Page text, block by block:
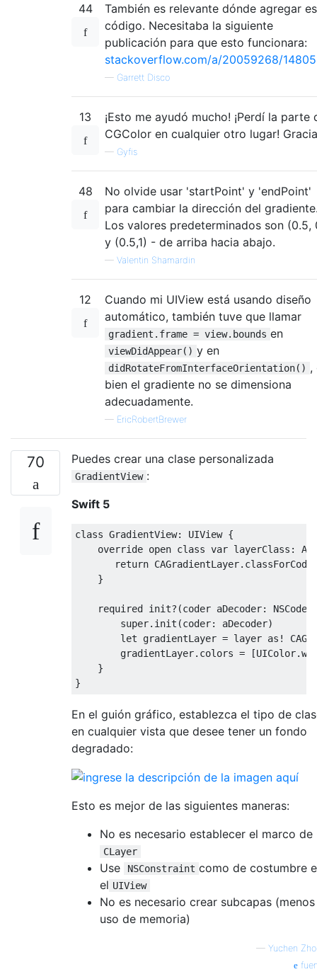
44
También es relevante dónde agregar
código. Necesitaba la siguiente
publicación para que esto funcionara:
stackoverflow.com/a/20059268/
— Garrett Disco
13
¡Esto me ayudó mucho! ¡Perdí la parte
CGColor en cualquier otro lugar!
— Gyfis
48
No olvide usar 'startPoint' y 'endPoint'
para cambiar la dirección del
Los valores predeterminados son (0.5,
y (0.5,1) - de arriba hacia abajo.
— Valentin Shamardin
12
Cuando mi UIView está usando diseño
automático, también tuve que llamar
gradient.frame = view.bounds en
viewDidAppear() y en
didRotateFromInterfaceOrientation() ,
bien el gradiente no se dimensiona
adecuadamente.
— EricRobertBrewer
70 Puedes crear una clase personalizada
GradientView :
Swift 5
class GradientView: UIView {
override open class var layerClass :
return CAGradientLayer.
}
    required init
?(coder aDecoder: NSCoder
super. init (coder: aDecoder)
let gradientLayer = layer as !
        gradientLayer
. colors = [UIColor.
}
}
En el guión gráfico, establezca el tipo de
en cualquier vista que desee tener un fondo
degradado:
Esto es mejor de las siguientes maneras:
No es necesario establecer el marco de
CLayer
Use NSConstraint como de costumbre
el UIView
No es necesario crear subcapas (menos
uso de memoria)
— Yuchen